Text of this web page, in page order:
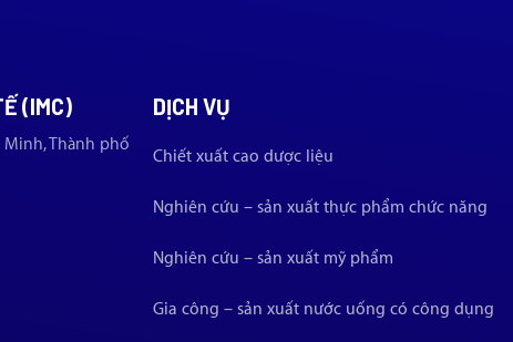
(IMC)
Thành phố
DỊCH VỤ
Chiết xuất cao dược liệu
Nghiên cứu – sản xuất thực phẩm chức năng
Nghiên cứu – sản xuất mỹ phẩm
Gia công – sản xuất nước uống có công dụng